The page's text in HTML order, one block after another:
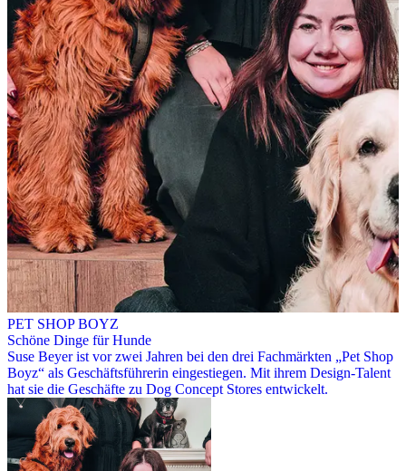
PET SHOP BOYZ
Schöne Dinge für Hunde
Suse Beyer ist vor zwei Jahren bei den drei Fachmärkten „Pet Shop
Boyz“ als Geschäftsführerin eingestiegen. Mit ihrem Design-Talent
hat sie die Geschäfte zu Dog Concept Stores entwickelt.